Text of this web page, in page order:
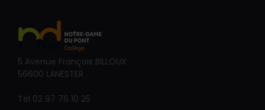
5 Avenue François BILLOUX
56600 LANESTER
Tel 02 97 76 10 25